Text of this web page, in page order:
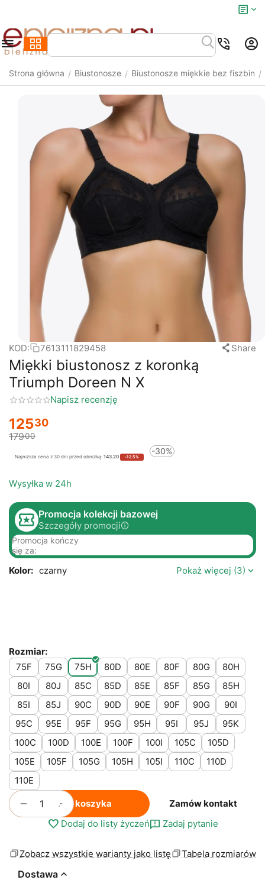
Strona główna / Biustonosze / Biustonosze miękkie bez fiszbin /
KOD: 7613111829458 Share
Miękki biustonosz z koronką
Triumph Doreen N X
Napisz recenzję
12530
17900
Najniższa cena z 30 dni przed obniżką: 143.20 -12.5%
-30%
Wysyłka w 24h
Promocja kolekcji bazowej
Szczegóły promocji
Promocja kończy
się za:
Kolor: czarny Pokaż więcej (3)
Rozmiar:
75F
75G 75H 80D 80E 80F 80G
80H
80I
80J 85C 85D 85E 85F 85G
85H
85I
85J 90C 90D 90E 90F 90G
90I
95C
95E 95F 95G 95H 95I 95J
95K
100C
100D 100E 100F 100I 105C
105D
105E
105F 105G 105H 105I 110C
110D
110E
+
− Do koszyka
Zamów kontakt
Dodaj do listy życzeń
Zadaj pytanie
Zobacz wszystkie warianty jako listę Tabela rozmiarów
Dostawa